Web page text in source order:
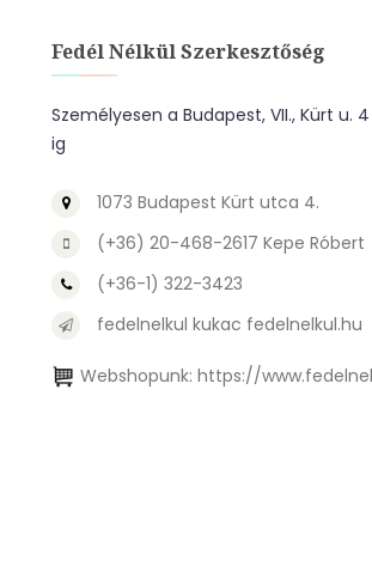
Fedél Nélkül Szerkesztőség
Személyesen a Budapest, VII., Kürt
ig
1073 Budapest Kürt utca 4.
(+36) 20-468-2617 Kepe Róbert
(+36-1) 322-3423
fedelnelkul kukac fedelnelkul.hu
Webshopunk: https://